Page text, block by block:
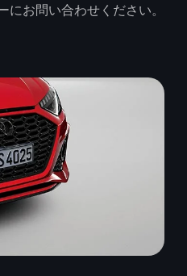
お問い合わせください。